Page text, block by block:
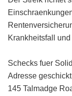
Krankheitsfall
Schecks fuer
Adresse
145 Talmadge